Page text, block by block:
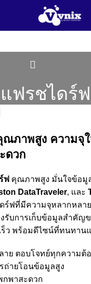
แฟรชไดร์ฟ
ภาพสูง ความจุ
ดวก
ฟ คุณภาพสูง มั่นใจข้อมู
DataTraveler, และ
ร์ฟที่มีความจุหลากหลาย
งรับการเก็บข้อมูลสำคัญ
ว พร้อมดีไซน์ที่ทนทาน
าย ตอบโจทย์ทุกความต้
ถ่ายโอนข้อมูลสูง
กพาสะดวก